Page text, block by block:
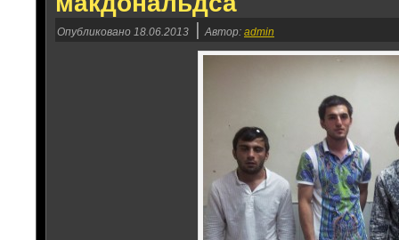
Опубликовано 18.06.2013 Автор: admin